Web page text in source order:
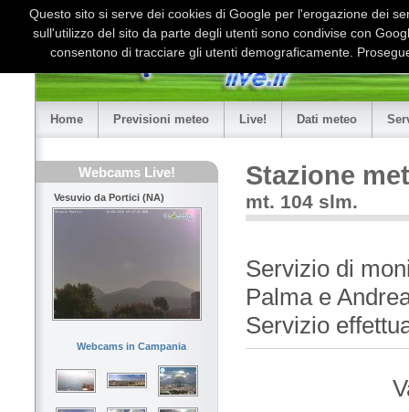
Home Previsioni meteo Live! Dati meteo
Webcams Live!
Vesuvio da Portici (NA)
Webcams in Campania
Stazione
mt. 104 slm.
Servizio di
Palma e
Servizio
Questo sito si serve dei cookies di Google per l'erogazione dei
sull'utilizzo del sito da parte degli utenti sono condivise con
consentono di tracciare gli utenti demograficamente.